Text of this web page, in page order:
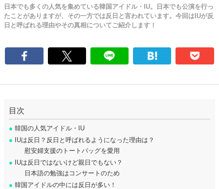
日本でも多くの人気を集めている韓国アイドル・IU。日本でも公演を行っ
たことがありますが、その一方では反日と言われています。今回はIUが反
日と呼ばれる理由やその真相についてご紹介します！
目次
● 韓国の人気アイドル・IU
● IUは反日？反日と呼ばれるようになった理由は？
慰安婦支援のトートバッグを愛用
● IUは反日ではないけど親日でもない？
日本語の勉強はコンサートのため
● 韓国アイドルの中には反日が多い！